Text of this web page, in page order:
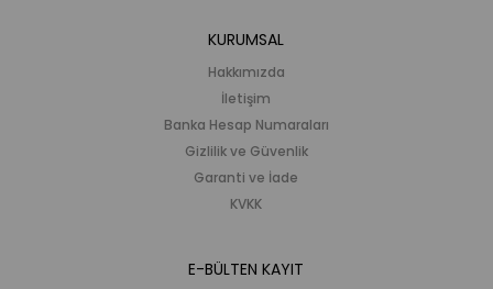
KURUMSAL
Hakkımızda
İletişim
Banka Hesap Numaraları
Gizlilik ve Güvenlik
Garanti ve İade
KVKK
E-BÜLTEN KAYIT